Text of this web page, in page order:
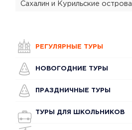
Сахалин и Курильские острова
РЕГУЛЯРНЫЕ ТУРЫ
НОВОГОДНИЕ ТУРЫ
ПРАЗДНИЧНЫЕ ТУРЫ
ТУРЫ ДЛЯ ШКОЛЬНИКОВ